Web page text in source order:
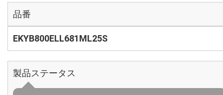
品番
EKYB800ELL681ML25S
製品ステータス